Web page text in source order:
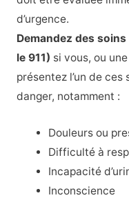
d’urgence.
Demandez des
le 911) si vous, ou
présentez l’un de
danger, notamment :
Douleurs ou
Difficulté à
Incapacité
Inconscience